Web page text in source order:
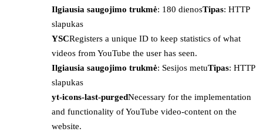
Ilgiausia saugojimo trukmė: 180 dienosTipas: HTTP
slapukas
YSCRegisters a unique ID to keep statistics of what
videos from YouTube the user has seen.
Ilgiausia saugojimo trukmė: Sesijos metuTipas: HTTP
slapukas
yt-icons-last-purgedNecessary for the implementation
and functionality of YouTube video-content on the
website.